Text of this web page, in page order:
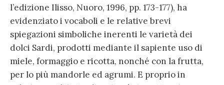
l’edizione Ilisso, Nuoro, 1996, pp. 173-177), ha
evidenziato i vocaboli e le relative brevi
spiegazioni simboliche inerenti le varietà dei
dolci Sardi, prodotti mediante il sapiente uso di
miele, formaggio e ricotta, nonché con la frutta,
per lo più mandorle ed agrumi. E proprio in